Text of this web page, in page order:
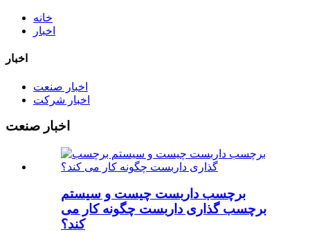
خانه
اخبار
اخبار
اخبار صنعت
اخبار شرکت
اخبار صنعت
برچسب داربست چیست و سیستم
برچسب گذاری داربست چگونه کار می
کند؟